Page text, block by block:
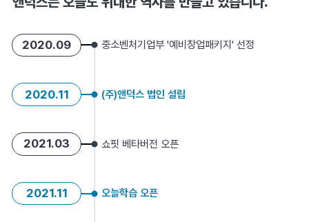
2020.09 중소벤처기업부 '예비창업패키지' 선정
2020.11 (주)앤덕스 법인 설립
2021.03 쇼핏 베타버전 오픈
2021.11 오늘학습 오픈